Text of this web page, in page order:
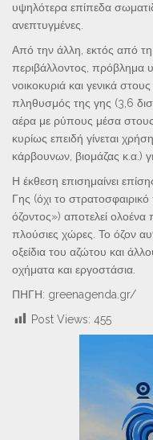
υψηλότερα επίπεδα
ανεπτυγμένες.
Από την άλλη, εκτός από
περιβάλλοντος, πρόβλημα
νοικοκυριά και γενικά
πληθυσμός της γης (3,6
αέρα με ρύπους μέσα
κυρίως επειδή γίνεται
κάρβουνων, βιομάζας κ.α.)
Η έκθεση επισημαίνει
Γης (όχι το
όζοντος») αποτελεί
πλούσιες χώρες. Το όζον
οξείδια του αζώτου και
οχήματα και εργοστάσια.
ΠΗΓΗ: greenagenda.gr/
Post Views: 455